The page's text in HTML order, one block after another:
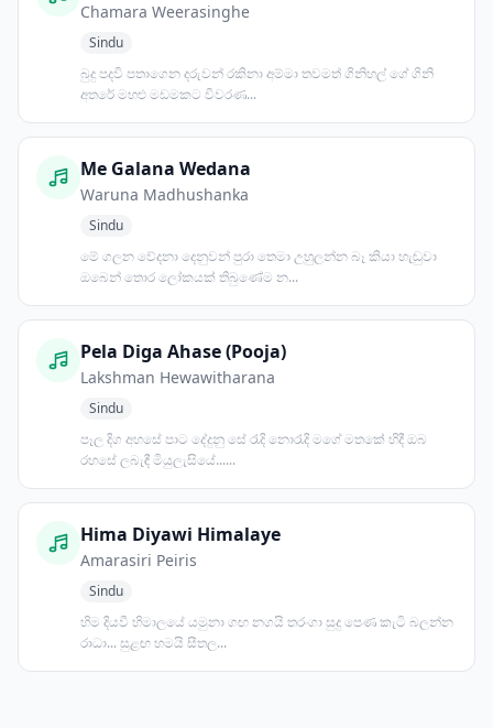
Chamara Weerasinghe
Sindu
බුදු පදවි පතාගෙන දරුවන් රකිනා අම්මා තවමත් ගිනිහල් ගේ ගිනි
අතරේ මහළු මඩමකට විවරණ...
Me Galana Wedana
Waruna Madhushanka
Sindu
මේ ගලන වේදනා දෙනුවන් පුරා තෙමා උහුලන්න බෑ කියා හැඬුවා
ඔබෙන් තොර ලෝකයක් තිබුණේම න...
Pela Diga Ahase (Pooja)
Lakshman Hewawitharana
Sindu
පෑල දිග අහසේ පාට දේදුනු සේ රැදි නොරැදි මගේ මතකේ හිදී ඔබ
රහසේ ලබැඳී මියුලැසියේ......
Hima Diyawi Himalaye
Amarasiri Peiris
Sindu
හිම දියවී හිමාලයේ යමුනා ගඟ නගයි තරංගා සුදු පෙණ කැටි බලන්න
රාධා... සුළඟ හමයි සීතල...